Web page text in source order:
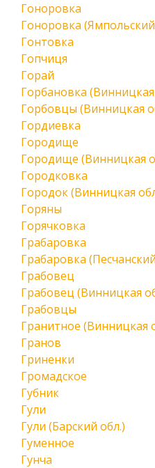
Гоноровка
Гоноровка
Гонтовка
Гопчиця
Горай
Горбановка
Горбовцы (Винницкая
Гордиевка
Городище
Городище (Винницкая
Городковка
Городок (Винницкая
Горяны
Горячковка
Грабаровка
Грабаровка
Грабовец
Грабовец (Винницкая
Грабовцы
Гранитное (Винницкая
Гранов
Гриненки
Громадское
Губник
Гули
Гули (Барский обл.)
Гуменное
Гунча